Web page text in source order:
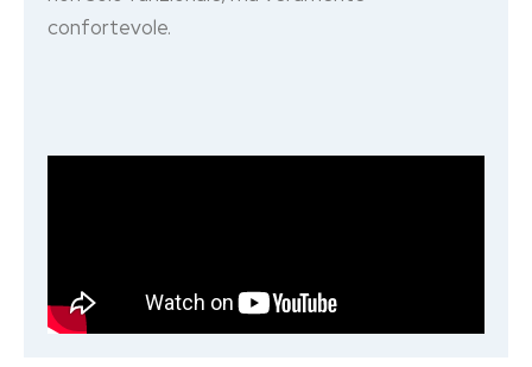
confortevole.